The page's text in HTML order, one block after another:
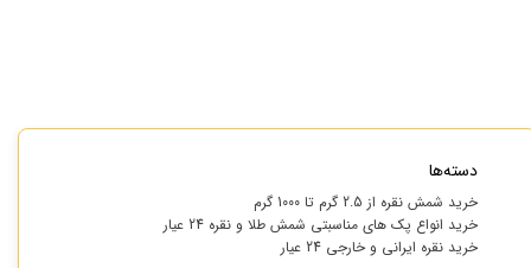
دسته‌ها
خرید شمش نقره از 2.5 گرم تا 1000 گرم
خرید انواع پک های مناسبتی شمش طلا و نقره 24 عیار
خرید نقره ایرانی و خارجی 24 عیار